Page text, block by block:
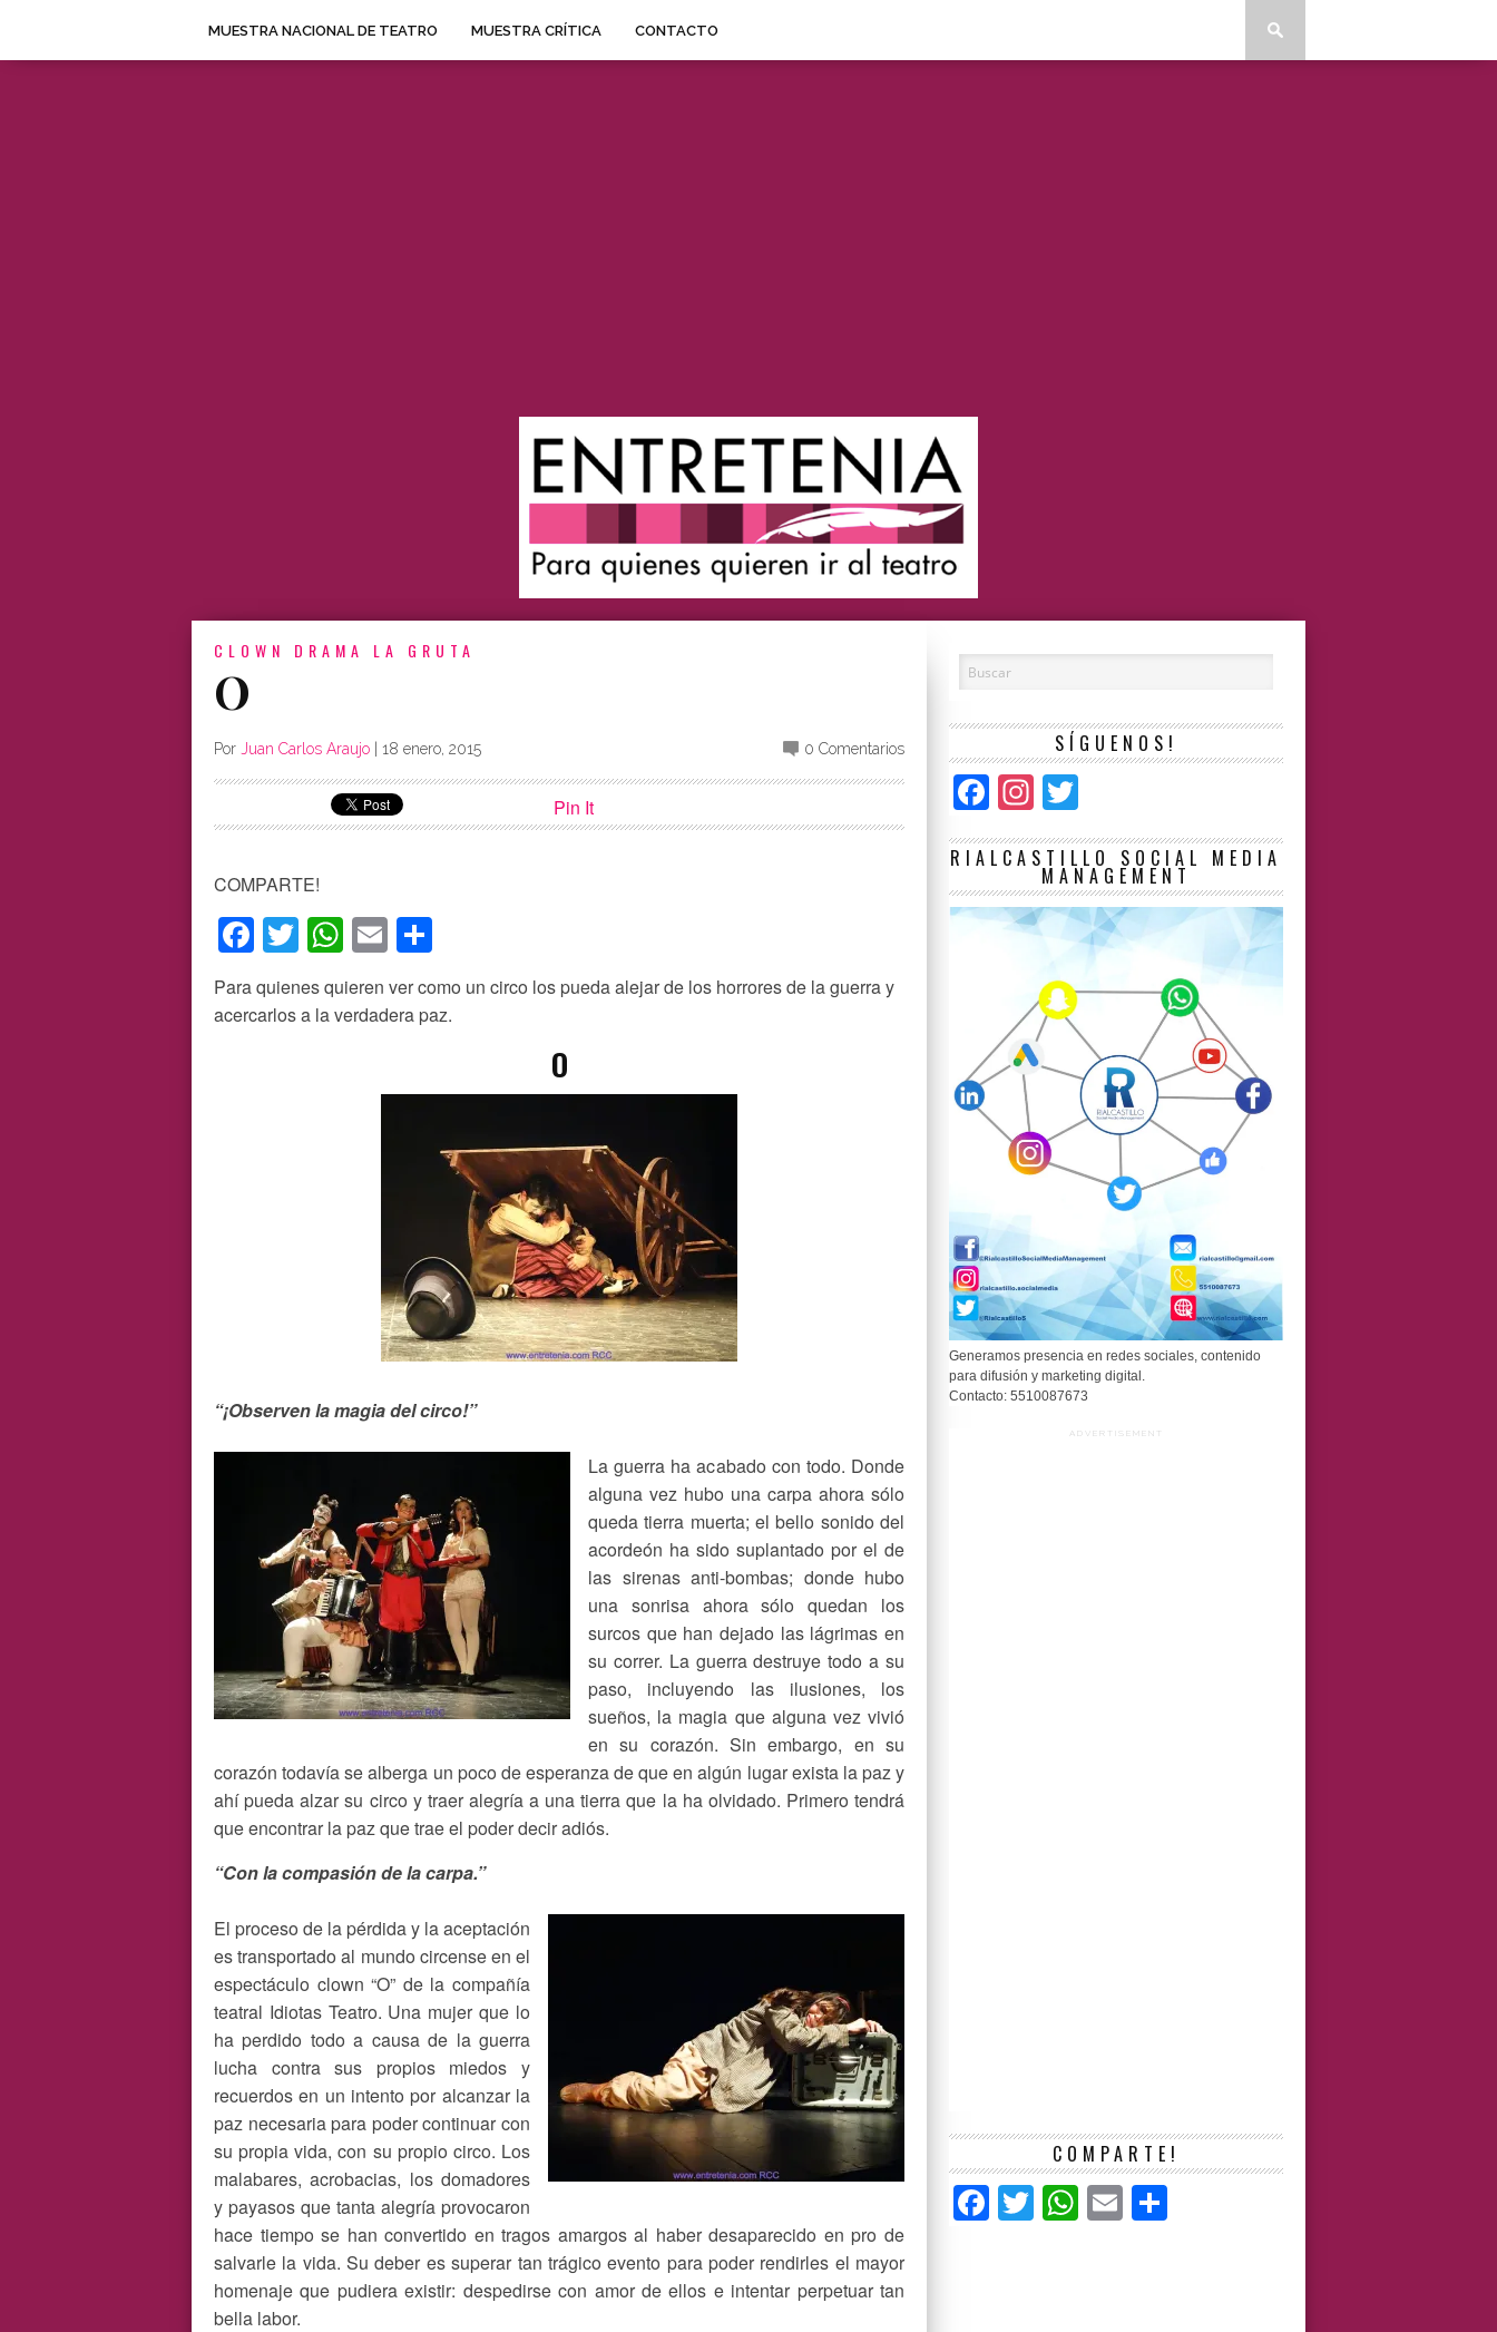
MUESTRA NACIONAL DE TEATRO MUESTRA CRÍTICA CONTACTO
CLOWN DRAMA LA GRUTA
O
Por Juan Carlos Araujo 18 enero, 2015 0 Comentarios
Pin It
COMPARTE!
Facebook
Twitter
WhatsApp
Email
Para quienes quieren ver como un circo los pueda alejar de los horrores de la guerra y
acercarlos a la verdadera paz.
O
“¡Observen la magia del circo!”
La guerra ha acabado con todo. Donde
alguna vez hubo una carpa ahora sólo
queda tierra muerta; el bello sonido del
acordeón ha sido suplantado por el de
las sirenas anti-bombas; donde hubo
una sonrisa ahora sólo quedan los
surcos que han dejado las lágrimas en
su correr. La guerra destruye todo a su
paso, incluyendo las ilusiones, los
sueños, la magia que alguna vez vivió
en su corazón. Sin embargo, en su
corazón todavía se alberga un poco de esperanza de que en algún lugar exista la paz y
ahí pueda alzar su circo y traer alegría a una tierra que la ha olvidado. Primero tendrá
que encontrar la paz que trae el poder decir adiós.
“Con la compasión de la carpa.”
El proceso de la pérdida y la aceptación
es transportado al mundo circense en el
espectáculo clown “O” de la compañía
teatral Idiotas Teatro. Una mujer que lo
ha perdido todo a causa de la guerra
lucha contra sus propios miedos y
recuerdos en un intento por alcanzar la
paz necesaria para poder continuar con
su propia vida, con su propio circo. Los
malabares, acrobacias, los domadores
y payasos que tanta alegría provocaron
hace tiempo se han convertido en tragos amargos al haber desaparecido en pro de
salvarle la vida. Su deber es superar tan trágico evento para poder rendirles el mayor
homenaje que pudiera existir: despedirse con amor de ellos e intentar perpetuar tan
bella labor.
SÍGUENOS!
Facebook
Instagram
RIALCASTILLO SOCIAL MEDIA
MANAGEMENT
Generamos presencia en redes sociales, contenido
para difusión y marketing digital.
Contacto: 5510087673
ADVERTISEMENT
COMPARTE!
Facebook
TwitterWhatsApp
Email